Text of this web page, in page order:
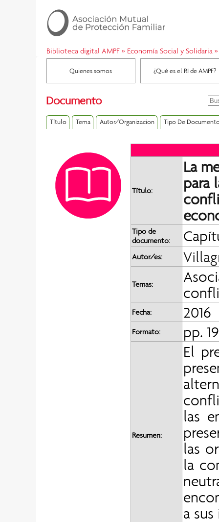
Biblioteca digital AMPF» Economía Social y Solidaria
Quienes somos ¿Qué es el RI de AMPF?
Documento
Título Tema Autor/Organizacion Tipo De
Título:
La
para
Tipo de
documento:
Autor/es:
Temas:
Fecha: 2016
Formato: pp.
Resumen:
El
las
las
la
a